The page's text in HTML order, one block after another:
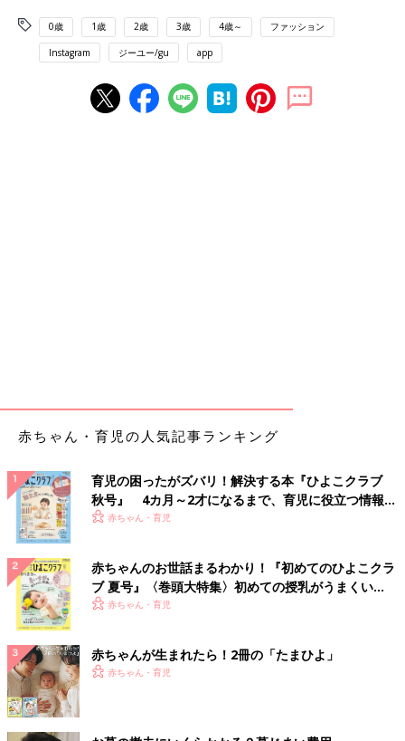
0歳 1歳 2歳 3歳 4歳～ ファッション
Instagram ジーユー/gu app
赤ちゃん・育児の人気記事ランキング
育児の困ったがズバリ！解決する本『ひよこクラブ
秋号』 4カ月～2才になるまで、育児に役立つ情報が
いっぱい！
赤ちゃん・育児
赤ちゃんのお世話まるわかり！『初めてのひよこクラ
ブ 夏号』〈巻頭大特集〉初めての授乳がうまくい
く！ おっぱい・ミルクの基本と夏のトラブル 解決テ
赤ちゃん・育児
赤ちゃんが生まれたら！2冊の「たまひよ」
赤ちゃん・育児